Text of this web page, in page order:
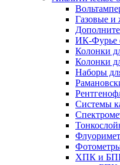
Газовые и
ИК-Фурье
Колонки
Колонки
Наборы
Системы
ХПК и